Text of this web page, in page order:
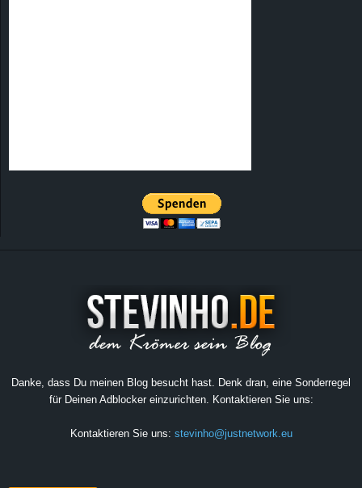
Danke, dass Du meinen Blog besucht hast. Denk dran, eine Sonderregel
für Deinen Adblocker einzurichten. Kontaktieren Sie uns:
Kontaktieren Sie uns: stevinho@justnetwork.eu